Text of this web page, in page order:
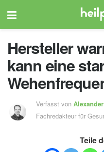
Hersteller
kann eine
Verfasst von
Fachredakteur für
Teile